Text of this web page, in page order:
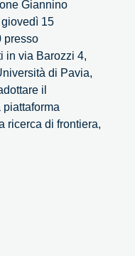
Giannino
15
presso
in via Barozzi 4,
di Pavia,
il
ricerca di frontiera,